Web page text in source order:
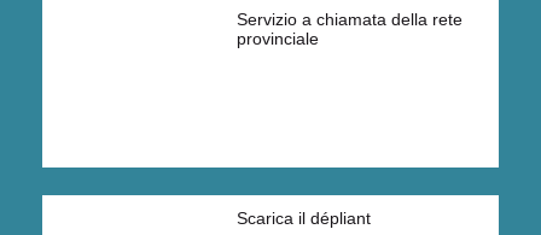
Servizio a chiamata della rete
provinciale
Scarica il dépliant